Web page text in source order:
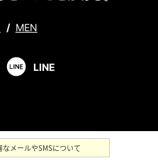
/ MEN
LINE
なメールやSMSについて